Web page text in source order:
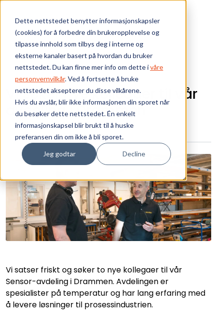
Dette nettstedet benytter informasjonskapsler
(cookies) for å forbedre din brukeropplevelse og
tilpasse innhold som tilbys deg i interne og
eksterne kanaler basert på hvordan du bruker
nettstedet. Du kan finne mer info om dette ivåre
personvernvilkår. Ved å fortsette å bruke
nettstedet aksepterer du disse vilkårene.
Hvis du avslår, blir ikke informasjonen din sporet når
du besøker dette nettstedet. Én enkelt
informasjonskapsel blir brukt til å huske
preferansen din om ikke å bli sporet.
Jeg godtar Decline
Skip to main content
Vi søker nye kollegaer til vår
avdeling i Drammen
Vi satser friskt og søker to nye kollegaer til vår
Sensor-avdeling i Drammen. Avdelingen er
spesialister på temperatur og har lang erfaring med
å levere løsninger til prosessindustrien.
Bærekraft
Vi tilbyr
Ressurser
Om oss